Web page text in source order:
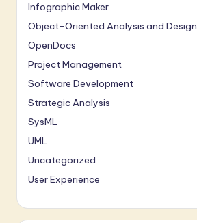
Infographic Maker
Object-Oriented Analysis and Design
OpenDocs
Project Management
Software Development
Strategic Analysis
SysML
UML
Uncategorized
User Experience